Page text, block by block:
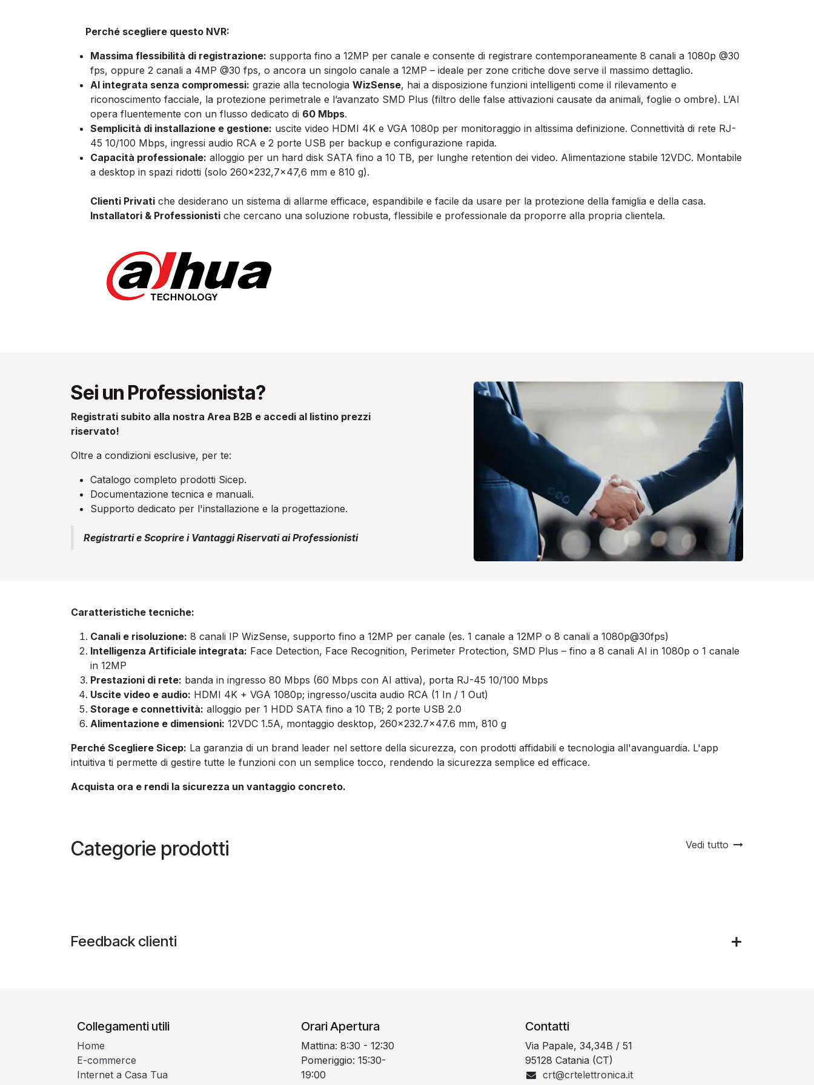
Perché scegliere questo NVR:
Massima flessibilità di registrazione: supporta fino a 12MP per canale e consente di registrare contemporaneamente 8 canali a 1080p @30
fps, oppure 2 canali a 4MP @30 fps, o ancora un singolo canale a 12MP – ideale per zone critiche dove serve il massimo dettaglio.
AI integrata senza compromessi: grazie alla tecnologia WizSense, hai a disposizione funzioni intelligenti come il rilevamento e
riconoscimento facciale, la protezione perimetrale e l’avanzato SMD Plus (filtro delle false attivazioni causate da animali, foglie o ombre). L’AI
opera fluentemente con un flusso dedicato di 60 Mbps.
Semplicità di installazione e gestione: uscite video HDMI 4K e VGA 1080p per monitoraggio in altissima definizione. Connettività di rete RJ-
45 10/100 Mbps, ingressi audio RCA e 2 porte USB per backup e configurazione rapida.
Capacità professionale: alloggio per un hard disk SATA fino a 10 TB, per lunghe retention dei video. Alimentazione stabile 12VDC. Montabile
a desktop in spazi ridotti (solo 260×232,7×47,6 mm e 810 g).
Clienti Privati che desiderano un sistema di allarme efficace, espandibile e facile da usare per la protezione della famiglia e della casa.
Installatori & Professionisti che cercano una soluzione robusta, flessibile e professionale da proporre alla propria clientela.
Sei un Professionista?
Registrati subito alla nostra Area B2B e accedi al listino prezzi
riservato!
Oltre a condizioni esclusive, per te:
Catalogo completo prodotti Sicep.
Documentazione tecnica e manuali.
Supporto dedicato per l'installazione e la progettazione.
Registrarti e Scoprire i Vantaggi Riservati ai Professionisti
Caratteristiche tecniche:
Canali e risoluzione: 8 canali IP WizSense, supporto fino a 12MP per canale (es. 1 canale a 12MP o 8 canali a 1080p@30fps)
Intelligenza Artificiale integrata: Face Detection, Face Recognition, Perimeter Protection, SMD Plus – fino a 8 canali AI in 1080p o 1 canale
in 12MP
Prestazioni di rete: banda in ingresso 80 Mbps (60 Mbps con AI attiva), porta RJ-45 10/100 Mbps
Uscite video e audio: HDMI 4K + VGA 1080p; ingresso/uscita audio RCA (1 In / 1 Out)
Storage e connettività: alloggio per 1 HDD SATA fino a 10 TB; 2 porte USB 2.0
Alimentazione e dimensioni: 12VDC 1.5A, montaggio desktop, 260×232.7×47.6 mm, 810 g
Perché Scegliere Sicep: La garanzia di un brand leader nel settore della sicurezza, con prodotti affidabili e tecnologia all'avanguardia. L'app
intuitiva ti permette di gestire tutte le funzioni con un semplice tocco, rendendo la sicurezza semplice ed efficace.
Acquista ora e rendi la sicurezza un vantaggio concreto.
Categorie prodotti Vedi tutto
Feedback clienti
Collegamenti utili
Home
E-commerce
Internet a Casa Tua
Orari Apertura
Mattina: 8:30 - 12:30
Pomeriggio: 15:30-
19:00
Contatti
Via Papale, 34,34B / 51
95128 Catania (CT)
crt@crtelettronica.it